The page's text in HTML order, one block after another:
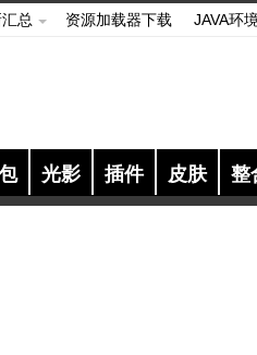
总 资源加载器下载 JAVA环
光影 插件 皮肤 整